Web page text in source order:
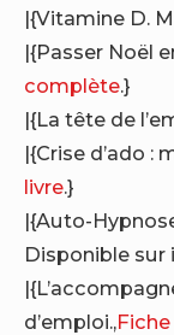
|{Vitamine D.
|{Passer Noël
complète.}
|{La tête de
|{Crise d’ado :
livre.}
|{Auto-
Disponible sur
d’emploi.,